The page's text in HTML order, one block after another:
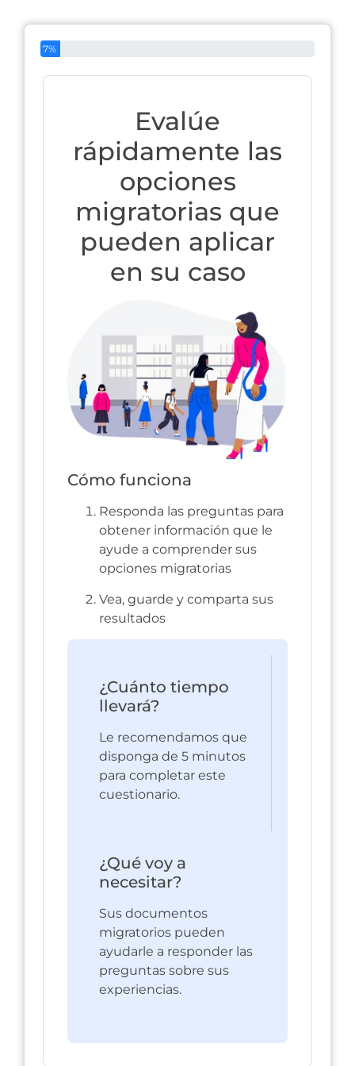
7%
Evalúe
rápidamente las
opciones
migratorias que
pueden aplicar
en su caso
Cómo funciona
Responda las preguntas para
obtener información que le
ayude a comprender sus
opciones migratorias
Vea, guarde y comparta sus
resultados
¿Cuánto tiempo
llevará?
Le recomendamos que
disponga de 5 minutos
para completar este
cuestionario.
¿Qué voy a
necesitar?
Sus documentos
migratorios pueden
ayudarle a responder las
preguntas sobre sus
experiencias.